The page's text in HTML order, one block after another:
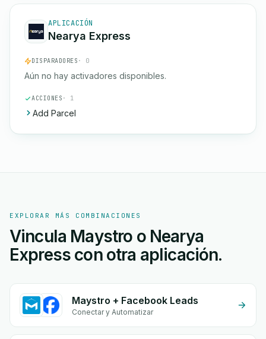
APLICACIÓN
Nearya Express
DISPARADORES · 0
Aún no hay activadores disponibles.
ACCIONES · 1
Add Parcel
EXPLORAR MÁS COMBINACIONES
Vincula Maystro o Nearya
Express con otra aplicación.
Maystro + Facebook Leads
Conectar y Automatizar